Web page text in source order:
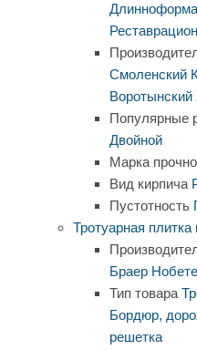
Смоленский
Воротынский
Популярные
Двойной
Марка
Вид кирпича
Пустотность
Тротуарная
Браер
Тип товара
Бордюр,
решетка